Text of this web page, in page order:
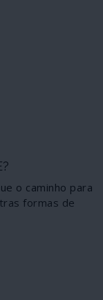
o caminho para
formas de